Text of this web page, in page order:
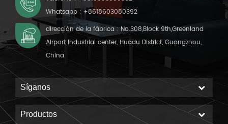
Whatsapp : +8618603080392
dirección de la fábrica : No.308,Block 9th,Greenland
Airport Industrial center, Huadu District, Guangzhou,
China
Síganos
Productos